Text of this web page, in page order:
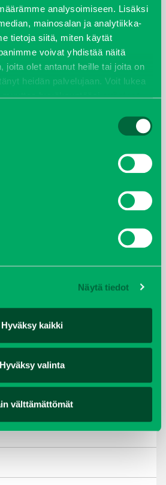
analysoimiseen. Lisäksi
mainosalan ja analytiikka-
tietoja siitä, miten käytät
voivat yhdistää näitä
joita olet antanut heille tai joita on
heidän palvelujaan. Voit lukea
hyväksyntääsievästeet
Näytä tiedot
Hyväksy kaikki
Hyväksy valinta
välttämättömät